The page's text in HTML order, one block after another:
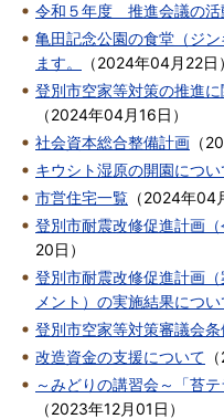
令和５年度 推進会議の活
亀田記念公園の食堂（ジ
ます。
（2024年04月22日 ）
登別市空家等対策の推進
（2024年04月16日 ）
社会資本総合整備計画 （
キウシト湿原の開園につい
市営住宅一覧 （2024年04
登別市耐震改修促進計画（
20日 ）
登別市耐震改修促進計画
メント）の実施結果につい
登別市空家等対策審議会
改造資金の支援について （
～みどりの講習会～「苔
（2023年12月01日 ）